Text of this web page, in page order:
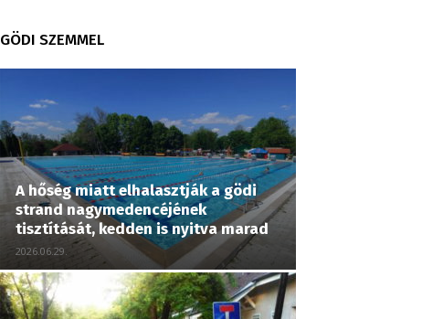
GÖDI SZEMMEL
A hőség miatt elhalasztják a gödi
strand nagymedencéjének
tisztítását, kedden is nyitva marad
2026.06.29.